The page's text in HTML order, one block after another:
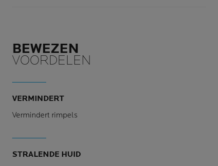
BEWEZEN
VOORDELEN
VERMINDERT
Vermindert rimpels
STRALENDE HUID